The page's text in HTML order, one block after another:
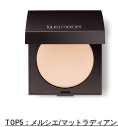
TOP5：メルシエ/マットラディア